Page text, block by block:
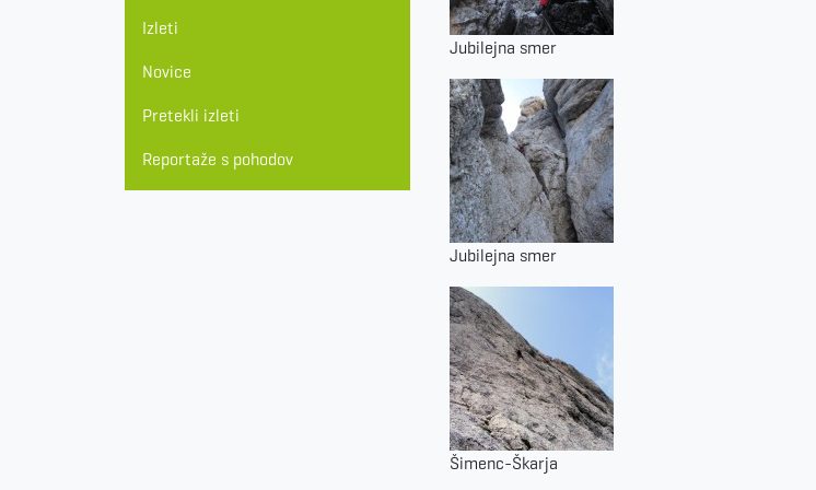
Jubilejna smer
Jubilejna smer
Šimenc-Škarja
Izleti
Novice
Pretekli izleti
Reportaže s pohodov